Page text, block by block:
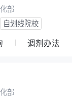
部
自划线院校
调剂办法
部